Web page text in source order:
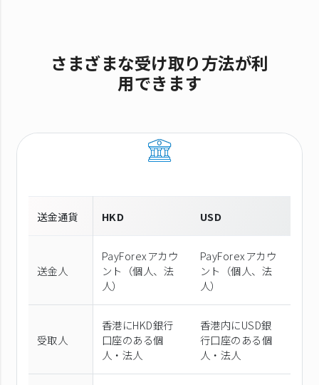
さまざまな受け取り方法が利
用できます
送金通貨 HKD USD
送金人
PayForexアカウ
ント（個⼈、法
⼈）
PayForexアカウ
ント（個⼈、法
⼈）
受取人
香港にHKD銀行
口座のある個
人・法人
香港内にUSD銀
行口座のある個
人・法人